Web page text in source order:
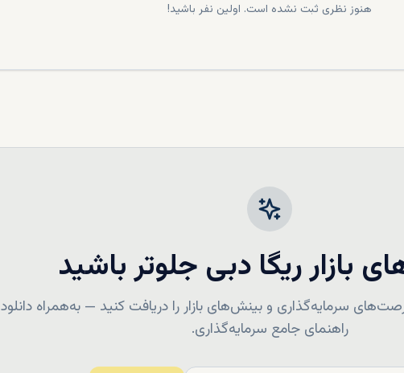
هنوز نظری ثبت نشده است. اولین نفر باشید!
بازارریگا دبی جلوتر باشید
سرمایه‌گذاری و بینش‌های بازار را دریافت کنید — به‌همراه دانلود
راهنمای جامع سرمایه‌گذاری.